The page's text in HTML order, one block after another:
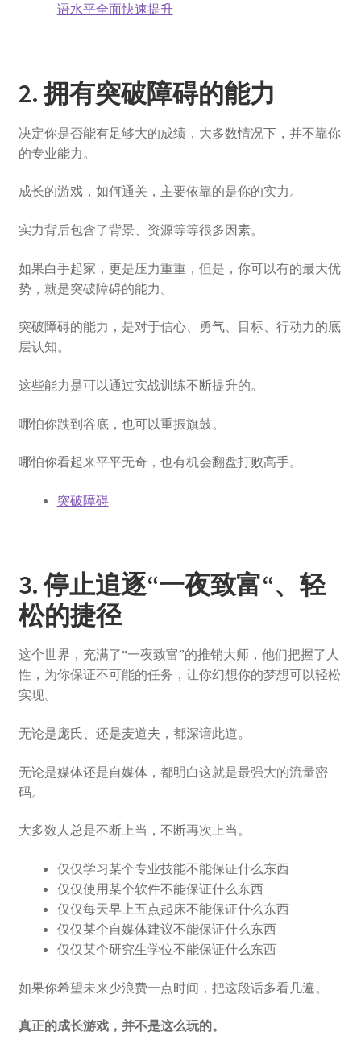
语水平全面快速提升
2. 拥有突破障碍的能力
决定你是否能有足够大的成绩，大多数情况下，并不靠你
的专业能力。
成长的游戏，如何通关，主要依靠的是你的实力。
实力背后包含了背景、资源等等很多因素。
如果白手起家，更是压力重重，但是，你可以有的最大优
势，就是突破障碍的能力。
突破障碍的能力，是对于信心、勇气、目标、行动力的底
层认知。
这些能力是可以通过实战训练不断提升的。
哪怕你跌到谷底，也可以重振旗鼓。
哪怕你看起来平平无奇，也有机会翻盘打败高手。
突破障碍
3. 停止追逐“一夜致富“、轻
松的捷径
这个世界，充满了“一夜致富”的推销大师，他们把握了人
性，为你保证不可能的任务，让你幻想你的梦想可以轻松
实现。
无论是庞氏、还是麦道夫，都深谙此道。
无论是媒体还是自媒体，都明白这就是最强大的流量密
码。
大多数人总是不断上当，不断再次上当。
仅仅学习某个专业技能不能保证什么东西
仅仅使用某个软件不能保证什么东西
仅仅每天早上五点起床不能保证什么东西
仅仅某个自媒体建议不能保证什么东西
仅仅某个研究生学位不能保证什么东西
如果你希望未来少浪费一点时间，把这段话多看几遍。
真正的成长游戏，并不是这么玩的。